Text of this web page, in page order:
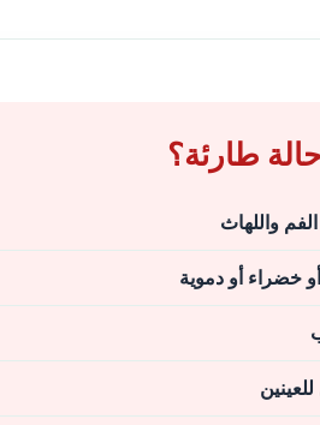
طارئة؟
واللهاث
خضراء أو دموية